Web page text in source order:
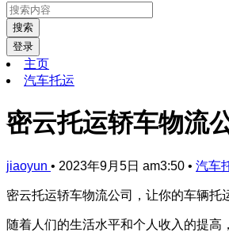
搜索
登录
主页
汽车托运
密云托运轿车物流
jiaoyun • 2023年9月5日 am3:50 • 汽车
密云托运轿车物流公司，让你的车辆托
随着人们的生活水平和个人收入的提